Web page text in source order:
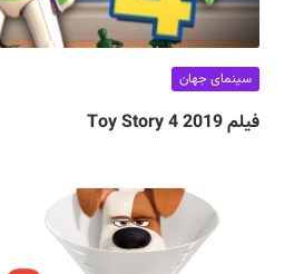
سینمای جهان
فیلم Toy Story 4 2019